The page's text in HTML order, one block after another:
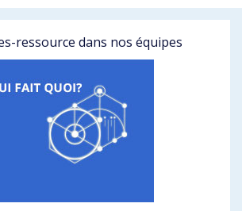
ressource dans nos équipes